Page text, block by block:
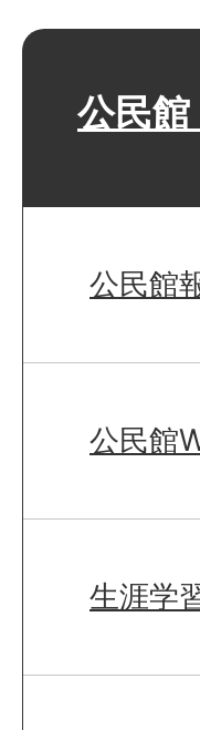
公民
公民館
公民館
生涯学